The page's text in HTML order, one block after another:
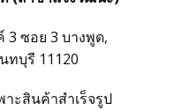
3 ซอย 3 บางพูด,
ทบุรี 11120
ะสินค้าสำเร็จรูป